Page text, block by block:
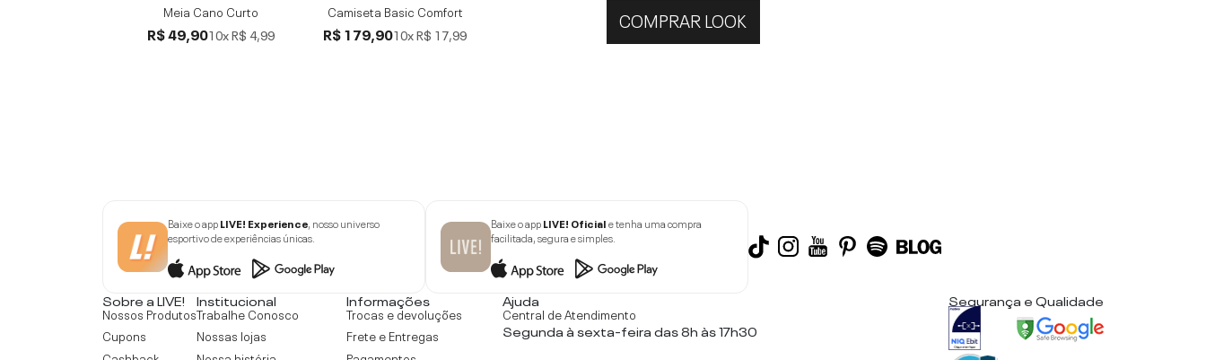
Meia Cano Curto
R$ 49,9010xR$ 4,99
Camiseta Basic Comfort
R$ 179,9010xR$ 17,99
COMPRAR LOOK
Baixe o appLIVE! Experience, nosso universo
esportivo de experiências únicas.
Baixe o appLIVE! Oficiale tenha uma compra
facilitada, segura e simples.
Sobre a LIVE!
Nossos Produtos
Cupons
Institucional
Trabalhe Conosco
Nossas lojas
Informações
Trocas e devoluções
Frete e Entregas
Ajuda
Central de Atendimento
Segunda à sexta-feira das 8h às 17h30
Segurança e Qualidade